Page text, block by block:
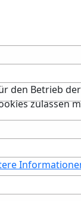
den Betrieb